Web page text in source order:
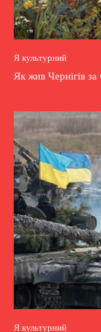
Я культурний
Як жив Чернігів
Я культурний